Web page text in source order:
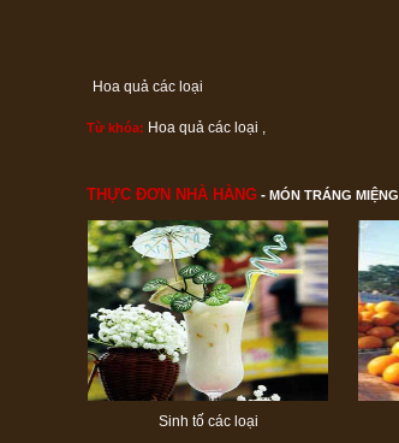
Hoa quả các loại
Từ khóa: Hoa quả các loại ,
THỰC ĐƠN NHÀ HÀNG - MÓN TRÁNG MIỆNG
Sinh tố các loại